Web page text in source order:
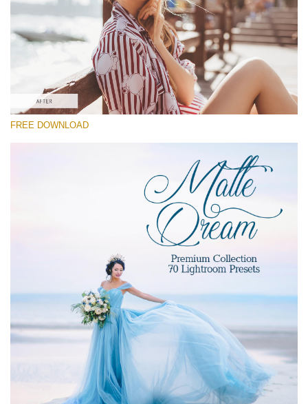
Matte Complete
(130 Lr Presets)
Must-Have Collection
FREE DOWNLOAD